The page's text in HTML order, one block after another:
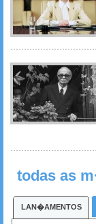
todas as
LAN�AMENTOS